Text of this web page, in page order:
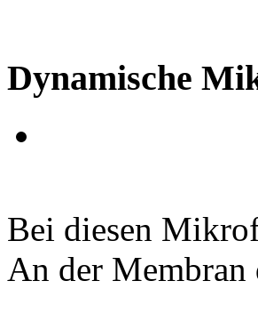
Dynamische
Bei diesen
An der